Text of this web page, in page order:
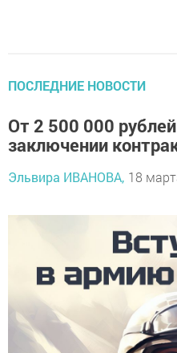
ПОСЛЕДНИЕ НОВОСТИ
От 2 500 000
заключении
Эльвира ИВАНОВА, 18